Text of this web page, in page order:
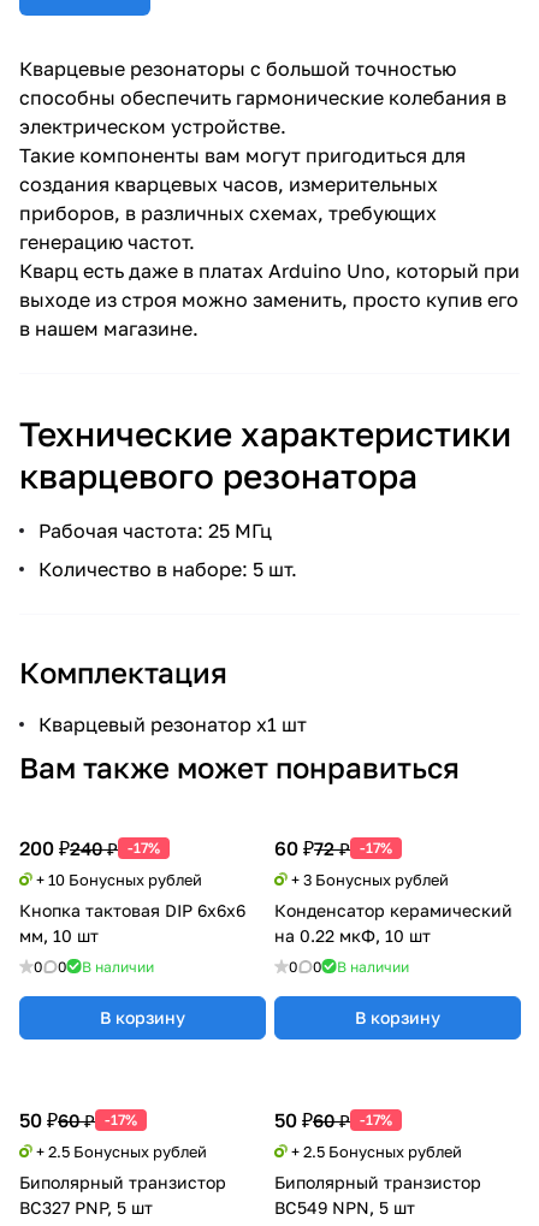
Кварцевые резонаторы с большой точностью
способны обеспечить гармонические колебания в
электрическом устройстве.
Такие компоненты вам могут пригодиться для
создания кварцевых часов, измерительных
приборов, в различных схемах, требующих
генерацию частот.
Кварц есть даже в платах Arduino Uno, который при
выходе из строя можно заменить, просто купив его
в нашем магазине.
Технические характеристики
кварцевого резонатора
Рабочая частота: 25 МГц
Количество в наборе: 5 шт.
Комплектация
Кварцевый резонатор x1 шт
Вам также может понравиться
200 ₽240 ₽ -17%
+ 10 Бонусных рублей
Кнопка тактовая DIP 6x6x6
мм, 10 шт
0 0 В наличии
В корзину
60 ₽72 ₽ -17%
+ 3 Бонусных рублей
Конденсатор керамический
на 0.22 мкФ, 10 шт
0 0 В наличии
В корзину
50 ₽60 ₽ -17%
+ 2.5 Бонусных рублей
Биполярный транзистор
BC549 NPN, 5 шт
50 ₽60 ₽ -17%
+ 2.5 Бонусных рублей
Биполярный транзистор
BC327 PNP, 5 шт